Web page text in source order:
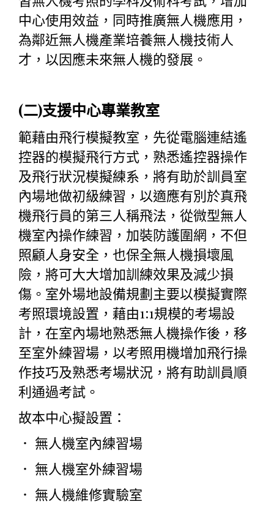
中心使用效益，同時推廣無人機應用，
為鄰近無人機產業培養無人機技術人
才，以因應未來無人機的發展。
(二)支援中心專業教室
範藉由飛行模擬教室，先從電腦連結遙
控器的模擬飛行方式，熟悉遙控器操作
及飛行狀況模擬練系，將有助於訓員室
內場地做初級練習，以適應有別於真飛
機飛行員的第三人稱飛法，從微型無人
機室內操作練習，加裝防護圍網，不但
照顧人身安全，也保全無人機損壞風
險，將可大大增加訓練效果及減少損
傷。室外場地設備規劃主要以模擬實際
考照環境設置，藉由1:1規模的考場設
計，在室內場地熟悉無人機操作後，移
至室外練習場，以考照用機增加飛行操
作技巧及熟悉考場狀況，將有助訓員順
利通過考試。
故本中心擬設置：
． 無人機室內練習場
． 無人機室外練習場
． 無人機維修實驗室